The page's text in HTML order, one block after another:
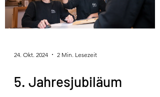
24. Okt. 2024 2 Min. Lesezeit
5. Jahresjubiläum